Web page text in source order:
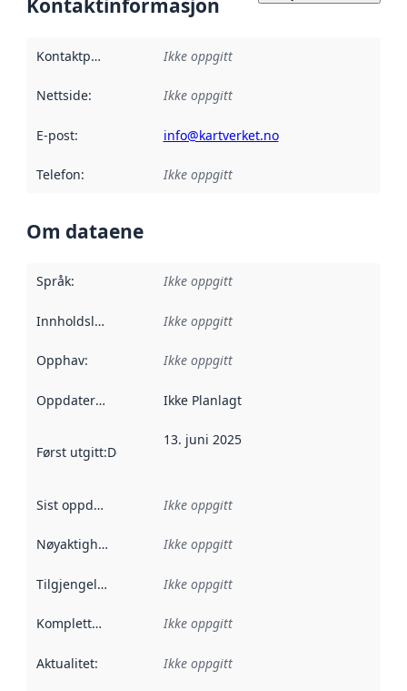
Kontaktinformasjon
Kontaktpunkt Ikke oppgitt
Nettside: Ikke oppgitt
E-post: info@kartverket.no
Telefon: Ikke oppgitt
Om dataene
Språk: Ikke oppgitt
Innholdsleverandører :
Ikke oppgitt
Opphav: Ikke oppgitt
Oppdateringsfrekvens :
Ikke Planlagt
Først utgitt:Denne datoen sier når dataene i dette
13. juni 2025
Sist oppdatert Ikke oppgitt
Nøyaktighet Ikke oppgitt
Tilgjengelighet Ikke oppgitt
Kompletthet Ikke oppgitt
Aktualitet: Ikke oppgitt